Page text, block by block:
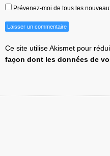
Prévenez-moi de tous les
Ce site utilise Akismet pour
façon dont les données de